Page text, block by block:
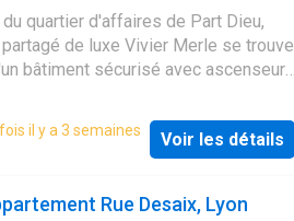
Ascenseur
quartier d'affaires de Part Dieu,
de luxe Vivier Merle se trouve
bâtiment sécurisé avec ascenseur.
il y a 3 semaines
Voir les détails
Rue Desaix, Lyon